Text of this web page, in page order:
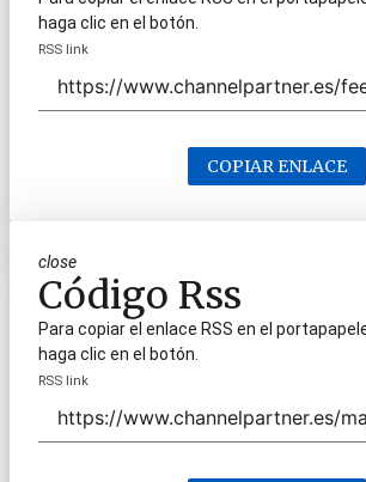
haga clic en el botón.
RSS link
COPIAR ENLACE
close
Código Rss
Para copiar el enlace RSS en el
haga clic en el botón.
RSS link